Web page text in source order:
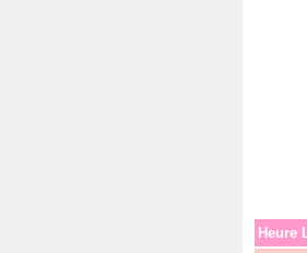
Heure